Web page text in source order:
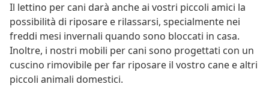
Il lettino per cani darà anche ai vostri piccoli amici la
possibilità di riposare e rilassarsi, specialmente nei
freddi mesi invernali quando sono bloccati in casa.
Inoltre, i nostri mobili per cani sono progettati con un
cuscino rimovibile per far riposare il vostro cane e altri
piccoli animali domestici.